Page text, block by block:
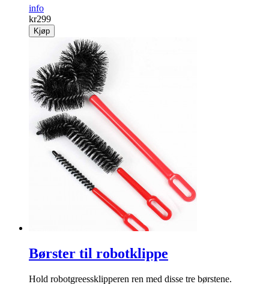
info
kr299
Kjøp
Børster til robotklippe
Hold robotgreessklipperen ren med disse tre børstene.